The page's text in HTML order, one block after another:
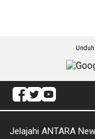
Jelajahi ANTARA